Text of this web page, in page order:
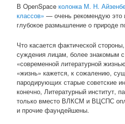
В OpenSpaceколонка М. Н.
классов» — очень рекомендую это
глубокое размышление о природе
Что касается фактической
суждения лицам, более знакомым
«современной литературной
«жизнь» кажется, к сожалению,
пародирующих старые советские
конечно, Литературный институт,
только вместо ВЛКСМ и ВЦСПС
и прочие фаундейшены.